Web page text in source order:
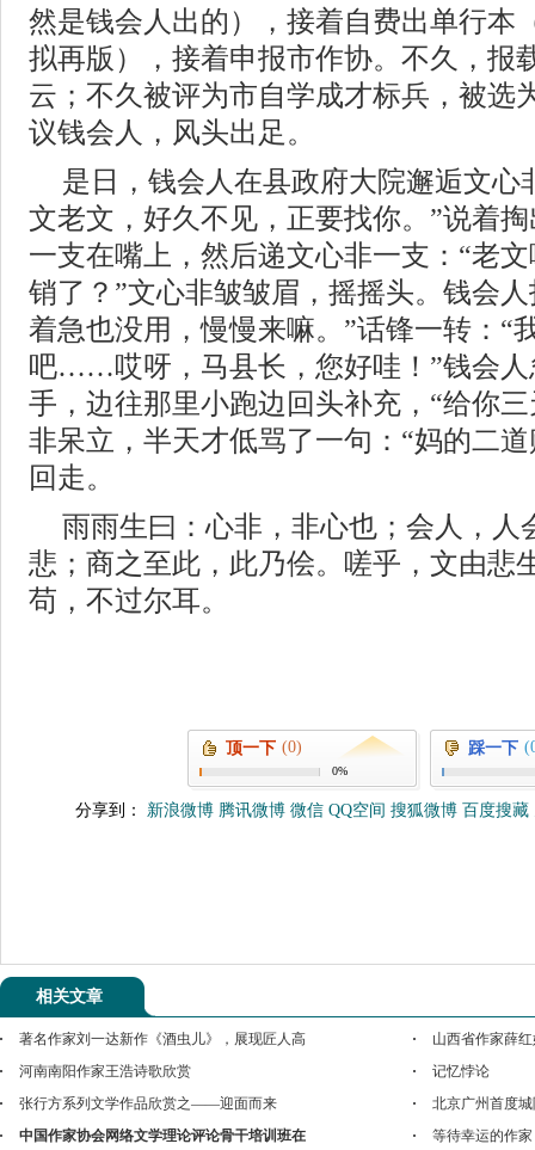
然是钱会人出的），接着自费出单行本
拟再版），接着申报市作协。不久，报
云；不久被评为市自学成才标兵，被选
议钱会人，风头出足。
是日，钱会人在县政府大院邂逅文心
文老文，好久不见，正要找你。”说着
一支在嘴上，然后递文心非一支：“老
销了？”文心非皱皱眉，摇摇头。钱会
着急也没用，慢慢来嘛。”话锋一转：“
吧……哎呀，马县长，您好哇！”钱会人
手，边往那里小跑边回头补充，“给你
非呆立，半天才低骂了一句：“妈的二
回走。
雨雨生曰：心非，非心也；会人，人
悲；商之至此，此乃侩。嗟乎，文由悲
苟，不过尔耳。
顶一下 (0)
0%
踩一下
分享到： 新浪微博 腾讯微博 微信 QQ空间 搜狐微博 百度搜藏
相关文章
著名作家刘一达新作《酒虫儿》，展现匠人高
山西省作家薛
河南南阳作家王浩诗歌欣赏
记忆悖论
张行方系列文学作品欣赏之——迎面而来
北京广州首度
中国作家协会网络文学理论评论骨干培训班在
等待幸运的作家